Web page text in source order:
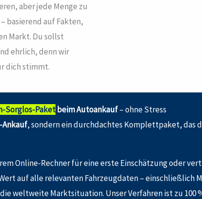
aber jede Menge zu
basierend auf Fakten,
Markt. Du sollst
ehrlich, denn wir
dich stimmt.
Sorglos-Paketbeim Autoankauf– ohne Stress
Ankauf, sondern ein durchdachtes Komplettpaket, das
Online-Rechner für eine erste Einschätzung oder
auf alle relevanten Fahrzeugdaten –
weltweite Marktsituation. Unser Verfahren ist zu